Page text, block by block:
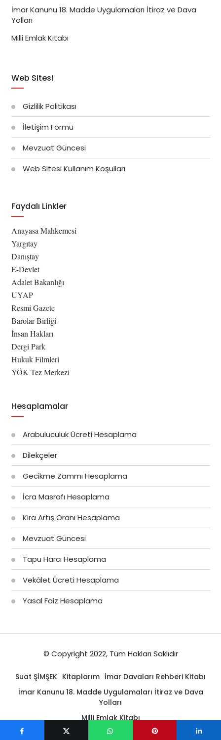
İmar Kanunu 18. Madde Uygulamaları İtiraz ve Dava
Yolları
Milli Emlak Kitabı
Web Sitesi
Gizlilik Politikası
İletişim Formu
Mevzuat Güncesi
Web Sitesi Kullanım Koşulları
Faydalı Linkler
Anayasa Mahkemesi
Yargıtay
Danıştay
E-Devlet
Adalet Bakanlığı
UYAP
Resmi Gazete
Barolar Birliği
İnsan Hakları
Dergi Park
Hukuk Filmleri
YÖK Tez Merkezi
Hesaplamalar
Arabuluculuk Ücreti Hesaplama
Dilekçeler
Gecikme Zammı Hesaplama
İcra Masrafı Hesaplama
Kira Artış Oranı Hesaplama
Mevzuat Güncesi
Tapu Harcı Hesaplama
Vekâlet Ücreti Hesaplama
Yasal Faiz Hesaplama
© Copyright 2022, Tüm Hakları Saklıdır
Suat ŞİMŞEK Kitaplarım İmar Davaları Rehberi Kitabı
İmar Kanunu 18. Madde Uygulamaları İtiraz ve Dava
Yolları
Milli Emlak Kitabı